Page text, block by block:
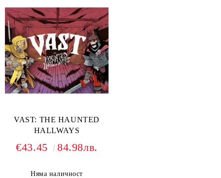
VAST: THE HAUNTED
HALLWAYS
€43.45 84.98лв.
Няма наличност